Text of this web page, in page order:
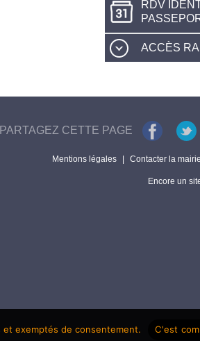
RDV
ACCÈS
PARTAGEZ CETTE PAGE
Mentions légales Contacter la mairie
Encore un
exemptés de consentement. C'est